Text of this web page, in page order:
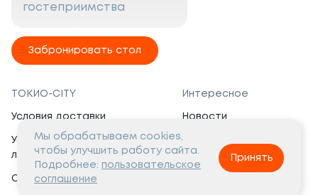
гостеприимства
Забронировать стол
ТОКИО-CITY
Условия доставки
Условия программы
лояльности
Сертификаты
Интересное
Новости
Вакансии
Социальная жизнь
Мы обрабатываем cookies,
чтобы улучшить работу сайта.
Подробнее: пользовательское
соглашение
Принять